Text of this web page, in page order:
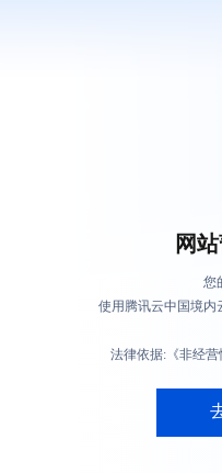
网
您
使用腾讯云中国境内
法律依据:《非经营